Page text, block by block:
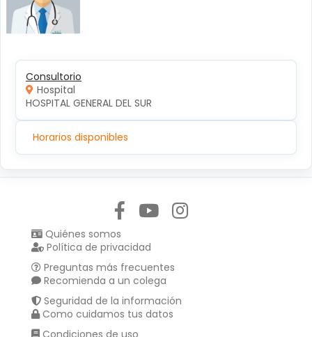
Consultorio
Hospital
HOSPITAL GENERAL DEL SUR
Horarios disponibles
Quiénes somos
Política de privacidad
Preguntas más frecuentes
Recomienda a un colega
Seguridad de la información
Como cuidamos tus datos
Condiciones de uso